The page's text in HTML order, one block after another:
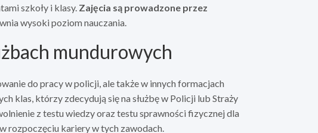
szkoły i klasy. Zajęcia są prowadzone przez
wysoki poziom nauczania.
mundurowych
do pracy w policji, ale także w innych formacjach
klas, którzy zdecydują się na służbę w Policji lub Straży
z testu wiedzy oraz testu sprawności fizycznej dla
rozpoczęciu kariery w tych zawodach.